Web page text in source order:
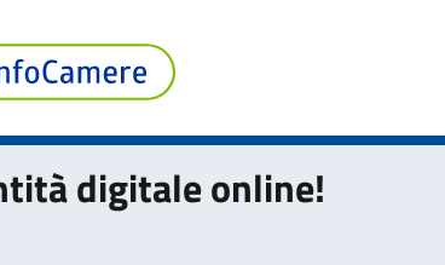
digitale online!